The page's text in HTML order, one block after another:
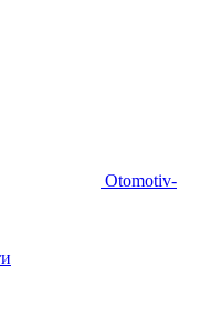
Otomotiv-